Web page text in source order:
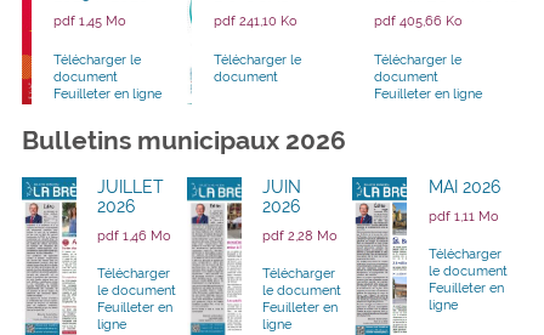
pdf 1,45 Mo
Télécharger le
document
Feuilleter en ligne
pdf 241,10 Ko
Télécharger le
document
pdf 405,66 Ko
Télécharger le
document
Feuilleter en ligne
Bulletins municipaux 2026
JUILLET
2026
pdf 1,46 Mo
Télécharger
le document
Feuilleter en
ligne
JUIN
2026
pdf 2,28 Mo
Télécharger
le document
Feuilleter en
ligne
MAI 2026
pdf 1,11 Mo
Télécharger
le document
Feuilleter en
ligne